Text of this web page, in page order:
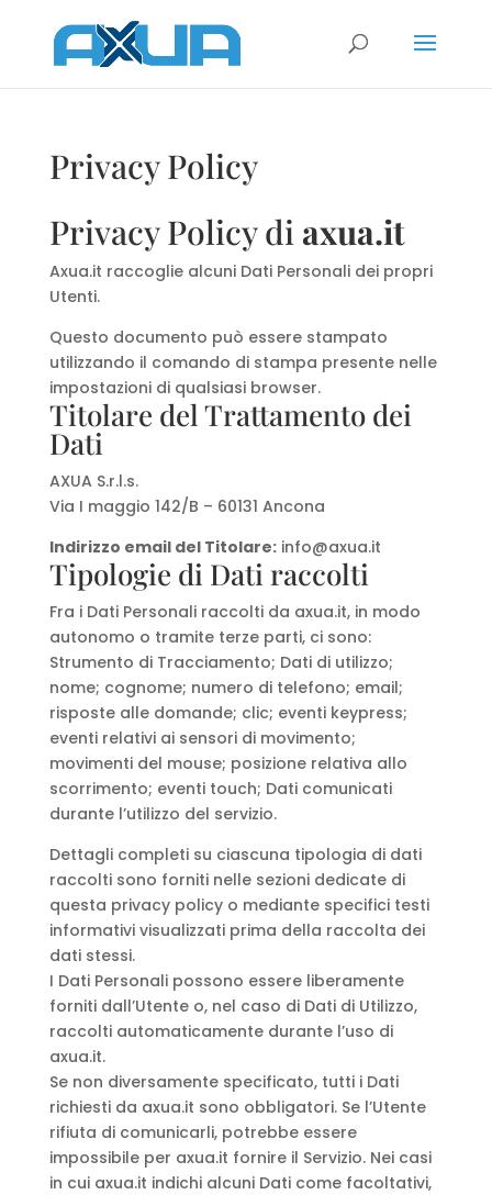
Privacy Policy
Privacy Policy di axua.it
Axua.it raccoglie alcuni Dati Personali dei propri
Utenti.
Questo documento può essere stampato
utilizzando il comando di stampa presente nelle
impostazioni di qualsiasi browser.
Titolare del Trattamento dei
Dati
AXUA S.r.l.s.
Via I maggio 142/B – 60131 Ancona
Indirizzo email del Titolare:info@axua.it
Tipologie di Dati raccolti
Fra i Dati Personali raccolti da axua.it, in modo
autonomo o tramite terze parti, ci sono:
Strumento di Tracciamento; Dati di utilizzo;
nome; cognome; numero di telefono; email;
risposte alle domande; clic; eventi keypress;
eventi relativi ai sensori di movimento;
movimenti del mouse; posizione relativa allo
scorrimento; eventi touch; Dati comunicati
durante l’utilizzo del servizio.
Dettagli completi su ciascuna tipologia di dati
raccolti sono forniti nelle sezioni dedicate di
questa privacy policy o mediante specifici testi
informativi visualizzati prima della raccolta dei
dati stessi.
I Dati Personali possono essere liberamente
forniti dall’Utente o, nel caso di Dati di Utilizzo,
raccolti automaticamente durante l’uso di
axua.it.
Se non diversamente specificato, tutti i Dati
richiesti da axua.it sono obbligatori. Se l’Utente
rifiuta di comunicarli, potrebbe essere
impossibile per axua.it fornire il Servizio. Nei casi
in cui axua.it indichi alcuni Dati come facoltativi,